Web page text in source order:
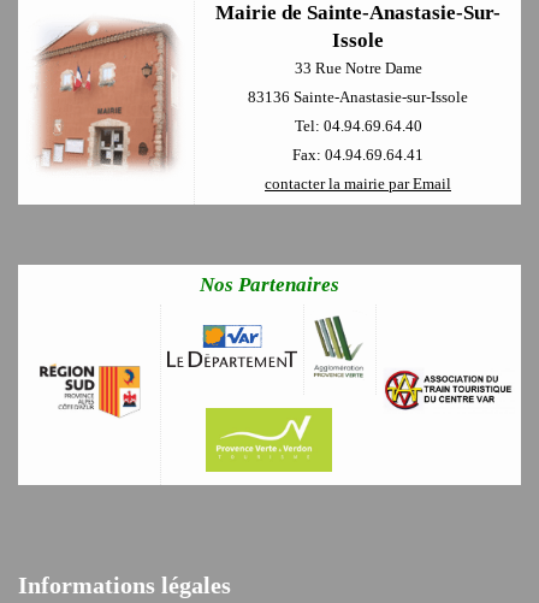
Mairie de Sainte-Anastasie-Sur-
Issole
33 Rue Notre Dame
83136 Sainte-Anastasie-sur-Issole
Tel: 04.94.69.64.40
Fax: 04.94.69.64.41
contacter la mairie par Email
Nos Partenaires
Informations légales